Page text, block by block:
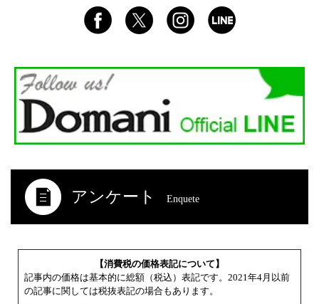
アンケート Enquete
【消費税の価格表記について】
記事内の価格は基本的に総額（税込）表記です。2021年4月以前
の記事に関しては税抜表記の場合もあります。